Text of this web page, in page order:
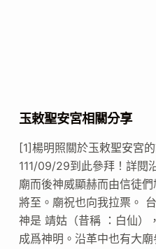
玉敕聖安宮相關分享
[1]楊明照關於玉敕聖安宮的
111/09/29到此參拜！詳閱
廟而後神威顯赫而由信徒
將至。廟祝也向我拉票。
神是 靖姑（昔稱 ：白仙）
成爲神明。沿革中也有大